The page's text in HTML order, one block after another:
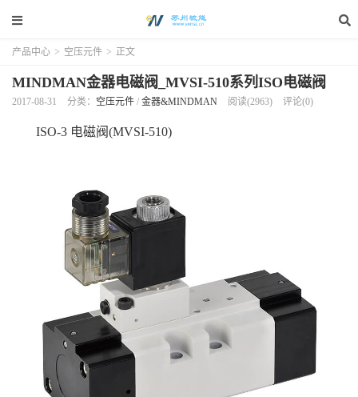
产品中心 > 空压元件 > 正文
MINDMAN金器电磁阀_MVSI-510系列ISO电磁阀
2017-08-31 分类： 空压元件 / 金器&MINDMAN 阅读(2963) 评论(0)
ISO-3 电磁阀(MVSI-510)